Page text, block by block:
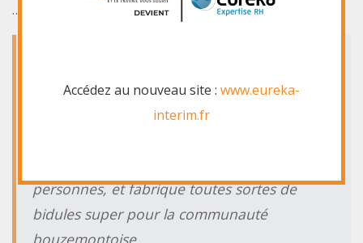
…ou bien quelque chose comme ça :
1971, et n’a cessé de proposer au public des
machins-trucs de qualité depuis lors. Située à
personnes, et fabrique toutes sortes de
bidules super pour la communauté
bouzemontoise.
Accédez au nouveau site : www.eureka-
interim.fr